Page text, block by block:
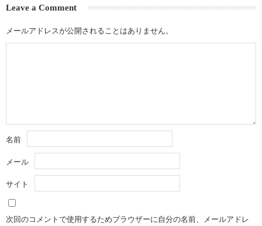
Leave a Comment
メールアドレスが公開されることはありません。
名前
メール
サイト
次回のコメントで使用するためブラウザーに自分の名前、メールアドレ